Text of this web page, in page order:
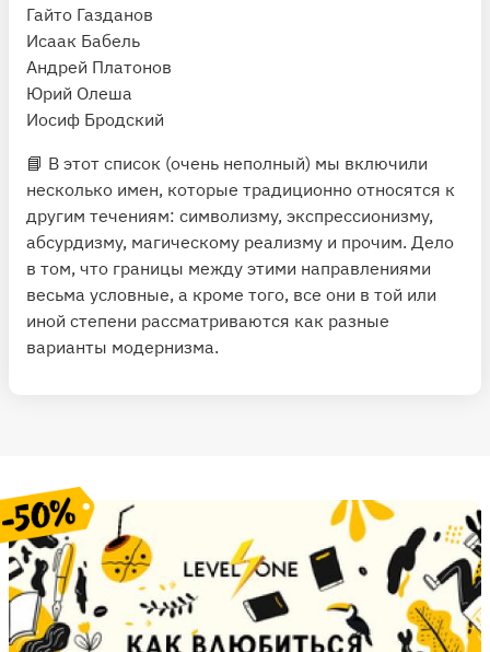
Гайто Газданов
Исаак Бабель
Андрей Платонов
Юрий Олеша
Иосиф Бродский
📘 В этот список (очень неполный) мы включили
несколько имен, которые традиционно относятся к
другим течениям: символизму, экспрессионизму,
абсурдизму, магическому реализму и прочим. Дело
в том, что границы между этими направлениями
весьма условные, а кроме того, все они в той или
иной степени рассматриваются как разные
варианты модернизма.